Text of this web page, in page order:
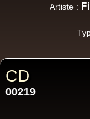
Artiste :
CD
00219